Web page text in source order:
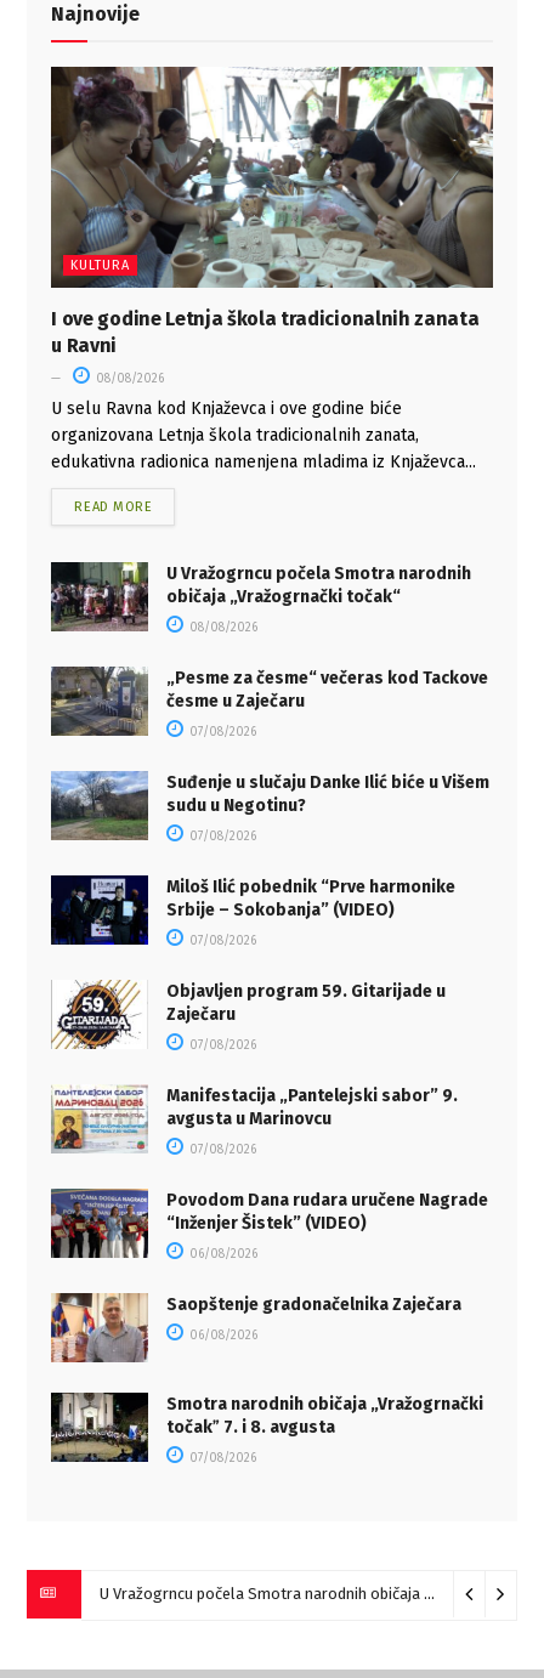
Najnovije
KULTURA
I ove godine Letnja škola tradicionalnih zanata
u Ravni
08/08/2026
U selu Ravna kod Knjaževca i ove godine biće
organizovana Letnja škola tradicionalnih zanata,
edukativna radionica namenjena mladima iz Knjaževca...
READ MORE
U Vražogrncu počela Smotra narodnih
običaja „Vražogrnački točak“
08/08/2026
„Pesme za česme“ večeras kod Tackove
česme u Zaječaru
07/08/2026
Suđenje u slučaju Danke Ilić biće u Višem
sudu u Negotinu?
07/08/2026
Miloš Ilić pobednik “Prve harmonike
Srbije – Sokobanja” (VIDEO)
07/08/2026
Objavljen program 59. Gitarijade u
Zaječaru
07/08/2026
Manifestacija „Pantelejski sabor” 9.
avgusta u Marinovcu
07/08/2026
Povodom Dana rudara uručene Nagrade
“Inženjer Šistek” (VIDEO)
06/08/2026
Saopštenje gradonačelnika Zaječara
06/08/2026
Smotra narodnih običaja „Vražogrnački
točakˮ 7. i 8. avgusta
07/08/2026
U Vražogrncu počela Smotra narodnih običaja „Vražogrnački točak“